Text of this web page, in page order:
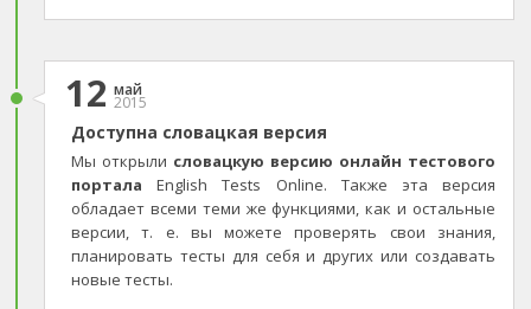
12 май
2015
Доступна словацкая версия
Мы открыли словацкую версию онлайн тестового
портала English Tests Online. Также эта версия
обладает всеми теми же функциями, как и остальные
версии, т. е. вы можете проверять свои знания,
планировать тесты для себя и других или создавать
новые тесты.